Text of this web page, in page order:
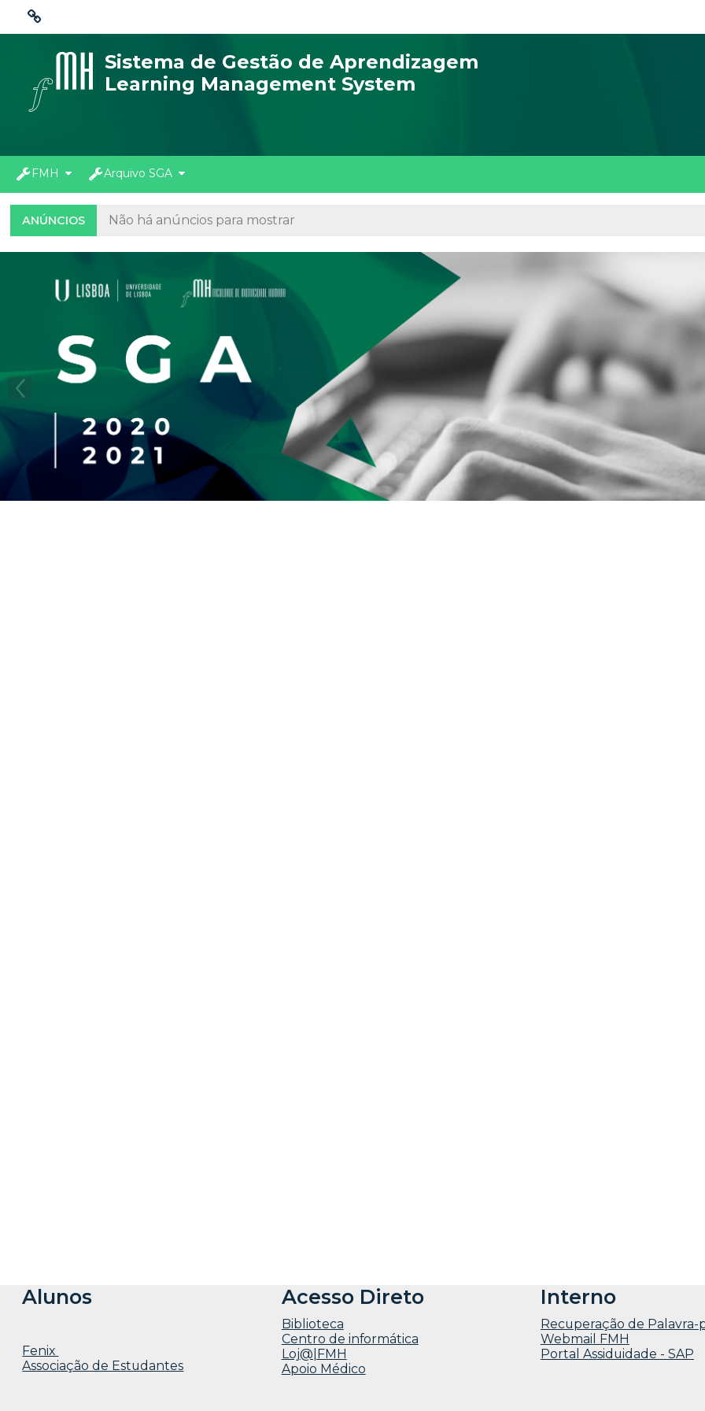
Ir para o conteúdo principal
Ligações
Moodle
Moodle.com
Sistema de Gestão de Aprendizagem
Learning Management System
FMH Arquivo SGA
ANÚNCIOS Não há anúncios para mostrar
Alunos
Fenix
Associação de Estudantes
Acesso Direto
Biblioteca
Centro de informática
Loj@|FMH
Apoio Médico
Interno
Recuperação de Palavra-
Webmail FMH
Portal Assiduidade - SAP